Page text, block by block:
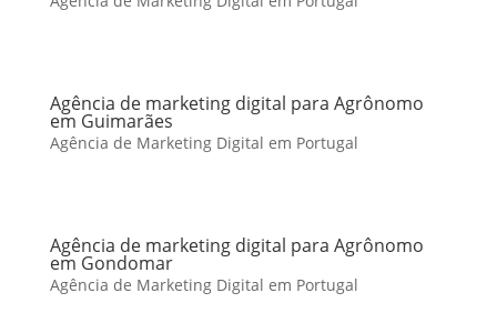
Agência de marketing digital para Agrônomo
em Guimarães
Agência de Marketing Digital em Portugal
Agência de marketing digital para Agrônomo
em Gondomar
Agência de Marketing Digital em Portugal